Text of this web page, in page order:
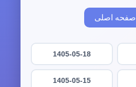
صفحه اصلی
1405-05-18
1405-05-15